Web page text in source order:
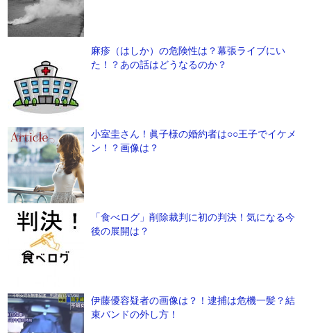
麻疹（はしか）の危険性は？幕張ライブにい
た！？あの話はどうなるのか？
小室圭さん！眞子様の婚約者は○○王子でイケメ
ン！？画像は？
「食べログ」削除裁判に初の判決！気になる今
後の展開は？
伊藤優容疑者の画像は？！逮捕は危機一髪？結
束バンドの外し方！